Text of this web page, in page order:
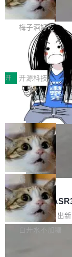
但对于金融、能源
Token花在哪里、
续增长的AI成本该
正是围绕这些实际
理两个方面，让用
得住、用得稳、省
始，Token使用一
不是一个人走。一
wat（Google 员工
年的编程搭档，
作者）、Quoc Le
q2Seq 和 DocAI
yals（Gemini 联合
字体可调、22 种
打开终端就能上岗
把「看得清、用母
齐。 SolonCode
耳科技研发的企业
中文驱动的数字员
骤、编写代码。不
装完即用。 开源地
b 安装 支持 Java
x / Windows /
x / Harmony PC
r.org/solon...
梅子酒好吃
让“代码语义理解
价值潜能：华为
代码仓技术解析
一、代码仓深度理
程实践中，代码仓
体。企业级代码仓
个文件，其规模远
文窗口。随着项目
不断累积，代码仓
务逻辑等关键信息
件之中，形成高度
代码检索手段（如
在语法层面完成文
内涵与结构关联，
理解大规模代码仓
颈。 代码仓深度理
e深度理解服务"）
开 开源科技
一条“删库”命令
师删光 89TB 数据
最高人民检察院8月
名90后算法工程师
服务器空间，删光
数据。 王某2024年
短剧部门，有互联
调整期间，部门三
移到B集群，王某都
数据。2024年9月3
的账号密码进入A集
称为"删库跑路"的
局
Cloudflare 分享推
che 量化 + 权重压
1%，成本降 30%
Kimi 和 GLM 是当
它们有一个共同的
的 Kimi K 系列和智
oE 架构的大模型，
存永远不够用。
一直在跑这些模型
局
腾讯混元 Hy
腾讯混元正式推出
3.0preview。基于
白开水不加糖